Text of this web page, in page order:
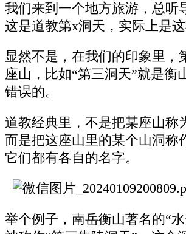
我们来到一个地方旅游，总听
这是道教第x洞天，实际上是
显然不是，在我们的印象里，
座山，比如“第三洞天”就是衡
错误的。
道教经典里，不是把某座山称
而是把这座山里的某个山洞称
它们都有各自的名字。
举个例子，南岳衡山著名的“